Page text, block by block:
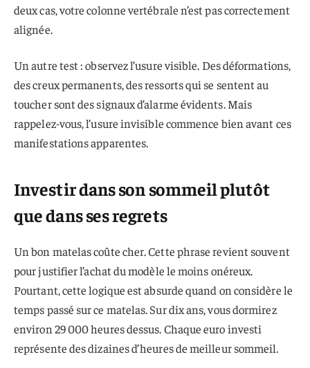
deux cas, votre colonne vertébrale n’est pas correctement
alignée.
Un autre test : observez l’usure visible. Des déformations,
des creux permanents, des ressorts qui se sentent au
toucher sont des signaux d’alarme évidents. Mais
rappelez-vous, l’usure invisible commence bien avant ces
manifestations apparentes.
Investir dans son sommeil plutôt
que dans ses regrets
Un bon matelas coûte cher. Cette phrase revient souvent
pour justifier l’achat du modèle le moins onéreux.
Pourtant, cette logique est absurde quand on considère le
temps passé sur ce matelas. Sur dix ans, vous dormirez
environ 29 000 heures dessus. Chaque euro investi
représente des dizaines d’heures de meilleur sommeil.